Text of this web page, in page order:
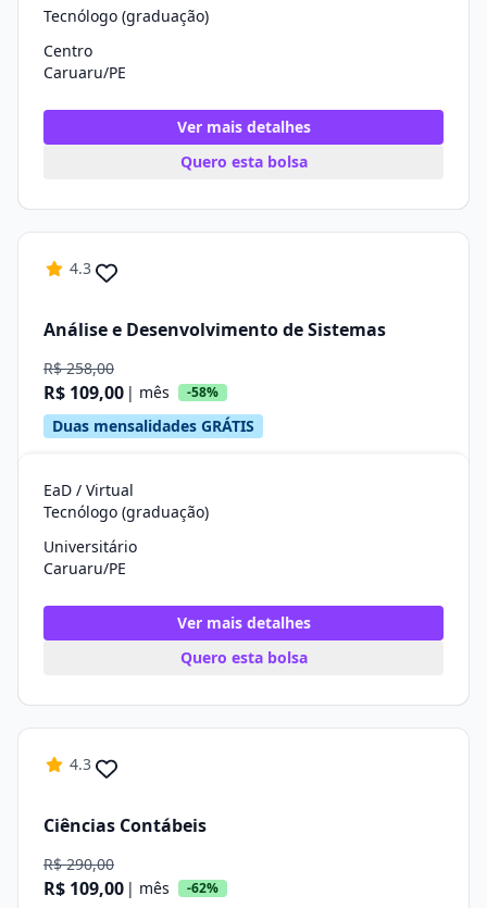
Tecnólogo (graduação)
Centro
Caruaru/PE
Ver mais detalhes
Quero esta bolsa
4.3
Análise e Desenvolvimento de Sistemas
R$ 258,00
R$ 109,00 | mês -58%
Duas mensalidades GRÁTIS
EaD / Virtual
Tecnólogo (graduação)
Universitário
Caruaru/PE
Ver mais detalhes
Quero esta bolsa
4.3
Ciências Contábeis
R$ 290,00
R$ 109,00 | mês -62%